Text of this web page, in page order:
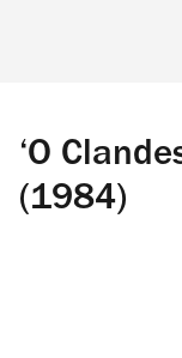
‘O
(1984)